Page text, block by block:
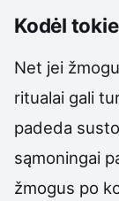
Kodėl
Net jei
ritualai gali
padeda
sąmoningai
žmogus po